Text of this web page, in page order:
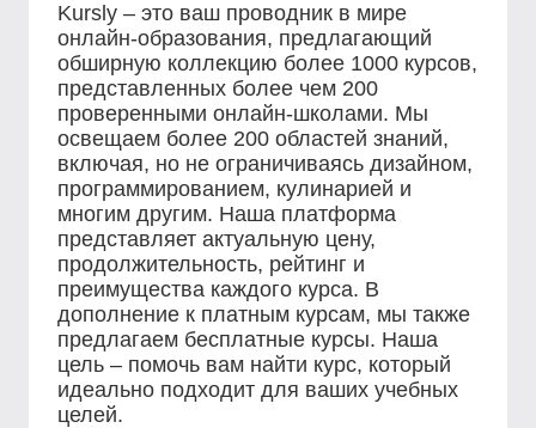
Kursly – это ваш проводник в мире
онлайн-образования, предлагающий
обширную коллекцию более 1000 курсов,
представленных более чем 200
проверенными онлайн-школами. Мы
освещаем более 200 областей знаний,
включая, но не ограничиваясь дизайном,
программированием, кулинарией и
многим другим. Наша платформа
представляет актуальную цену,
продолжительность, рейтинг и
преимущества каждого курса. В
дополнение к платным курсам, мы также
предлагаем бесплатные курсы. Наша
цель – помочь вам найти курс, который
идеально подходит для ваших учебных
целей.